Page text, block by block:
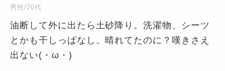
男性/20代
油断して外に出たら土砂降り。洗濯物、シーツ
とかも干しっぱなし。晴れてたのに？嘆きさえ
出ない(・ω・)